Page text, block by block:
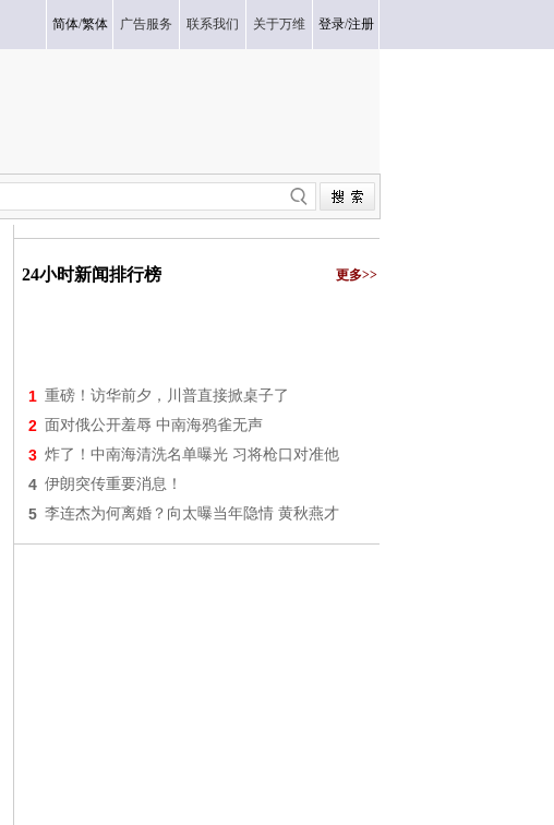
简体/繁体 广告服务 联系我们 关于万维 登录/注册
24小时新闻排行榜 更多>>
1 重磅！访华前夕，川普直接掀桌子了
2 面对俄公开羞辱 中南海鸦雀无声
3 炸了！中南海清洗名单曝光 习将枪口对准他
4 伊朗突传重要消息！
5 李连杰为何离婚？向太曝当年隐情 黄秋燕才